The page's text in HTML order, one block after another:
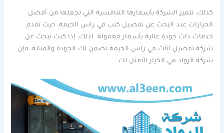
كذلك، تتميز الشركة بأسعارها التنافسية التي تجعلها من أفضل
الخيارات عند البحث عن تفصيل كنب في راس الخيمة، حيث تقدم
خدمات ذات جودة عالية بأسعار معقولة. لذلك، إذا كنت تبحث عن
شركة تفصيل اثاث في راس الخيمة تضمن لك الجودة والمتانة، فإن
شركة الرواد هي الخيار الأمثل لك.